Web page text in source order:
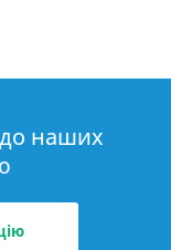
наших